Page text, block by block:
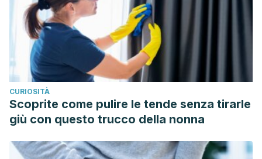
us/hogar/fundamentos/ejercicio-y-forma-
f%C3%ADsica/beneficios-del-ejercicio
Stephanie Freeman, Amy Karpowicz, John Gray, Stuart
Mcgill. 2006. Quantifying Muscle Patterns and Spine Load
during Various Forms of the Push-Up. Faculty of Applied
Health Sciences, Department of Kinesiology, University of
Waterloo.
https://pdfs.semanticscholar.org/f358/
Park, Du-Jin and Park, Se-Yeon. ‘Which Trunk Exercise
CURIOSITÀ
Scoprite come pulire le tende senza tirarle
giù con questo trucco della nonna